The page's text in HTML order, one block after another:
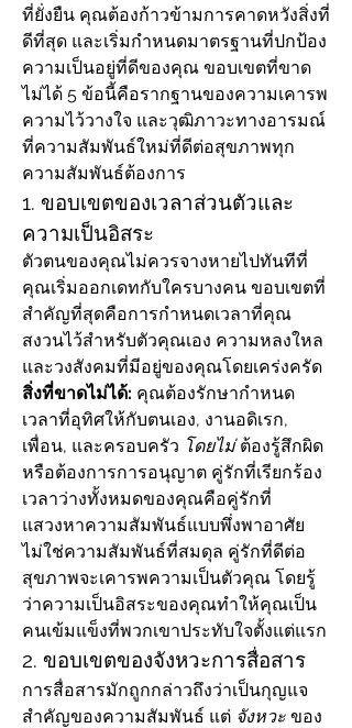
ที่ยั่งยืน คุณต้องก้าวข้ามการคาดหวังสิ่งที่
ดีที่สุด และเริ่มกำหนดมาตรฐานที่ปกป้อง
ความเป็นอยู่ที่ดีของคุณ ขอบเขตที่ขาด
ไม่ได้ 5 ข้อนี้คือรากฐานของความเคารพ
ความไว้วางใจ และวุฒิภาวะทางอารมณ์
ที่ความสัมพันธ์ใหม่ที่ดีต่อสุขภาพทุก
ความสัมพันธ์ต้องการ
1. ขอบเขตของเวลาส่วนตัวและ
ความเป็นอิสระ
ตัวตนของคุณไม่ควรจางหายไปทันทีที่
คุณเริ่มออกเดทกับใครบางคน ขอบเขตที่
สำคัญที่สุดคือการกำหนดเวลาที่คุณ
สงวนไว้สำหรับตัวคุณเอง ความหลงใหล
และวงสังคมที่มีอยู่ของคุณโดยเคร่งครัด
สิ่งที่ขาดไม่ได้: คุณต้องรักษากำหนด
เวลาที่อุทิศให้กับตนเอง, งานอดิเรก,
เพื่อน, และครอบครัว โดยไม่ ต้องรู้สึกผิด
หรือต้องการการอนุญาต คู่รักที่เรียกร้อง
เวลาว่างทั้งหมดของคุณคือคู่รักที่
แสวงหาความสัมพันธ์แบบพึ่งพาอาศัย
ไม่ใช่ความสัมพันธ์ที่สมดุล คู่รักที่ดีต่อ
สุขภาพจะเคารพความเป็นตัวคุณ โดยรู้
ว่าความเป็นอิสระของคุณทำให้คุณเป็น
คนเข้มแข็งที่พวกเขาประทับใจตั้งแต่แรก
2. ขอบเขตของจังหวะการสื่อสาร
การสื่อสารมักถูกกล่าวถึงว่าเป็นกุญแจ
สำคัญของความสัมพันธ์ แต่ จังหวะ ของ